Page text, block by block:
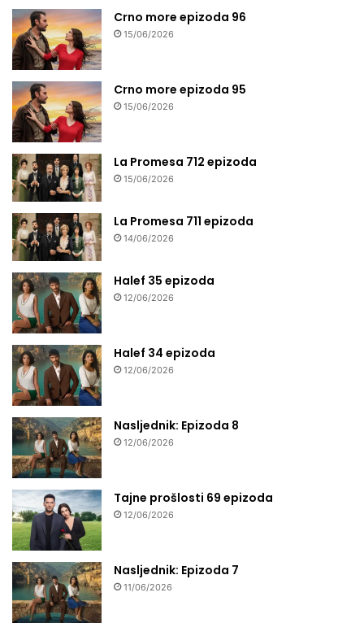
Crno more epizoda 96
15/06/2026
Crno more epizoda 95
15/06/2026
La Promesa 712 epizoda
15/06/2026
La Promesa 711 epizoda
14/06/2026
Halef 35 epizoda
12/06/2026
Halef 34 epizoda
12/06/2026
Nasljednik: Epizoda 8
12/06/2026
Tajne prošlosti 69 epizoda
12/06/2026
Nasljednik: Epizoda 7
11/06/2026